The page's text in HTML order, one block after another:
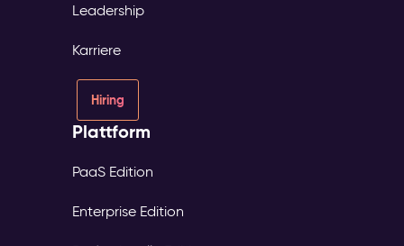
Leadership
Karriere
Hiring
Plattform
PaaS Edition
Enterprise Edition